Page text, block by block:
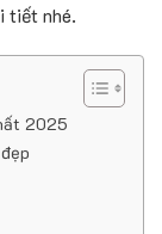
tiết nhé.
2025